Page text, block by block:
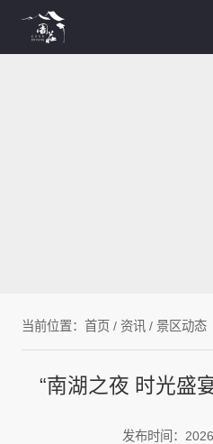
当前位置： 首页 / 资讯 / 景区动态
“南湖之夜 时光盛
发布时间：